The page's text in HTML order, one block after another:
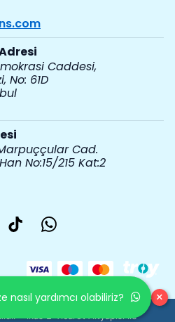
Caddesi,
No: 61D
Cad.
No:15/215 Kat:2
- ikas E-Ticaret Altyapısı ile
nasıl yardımcı olabiliriz? ×